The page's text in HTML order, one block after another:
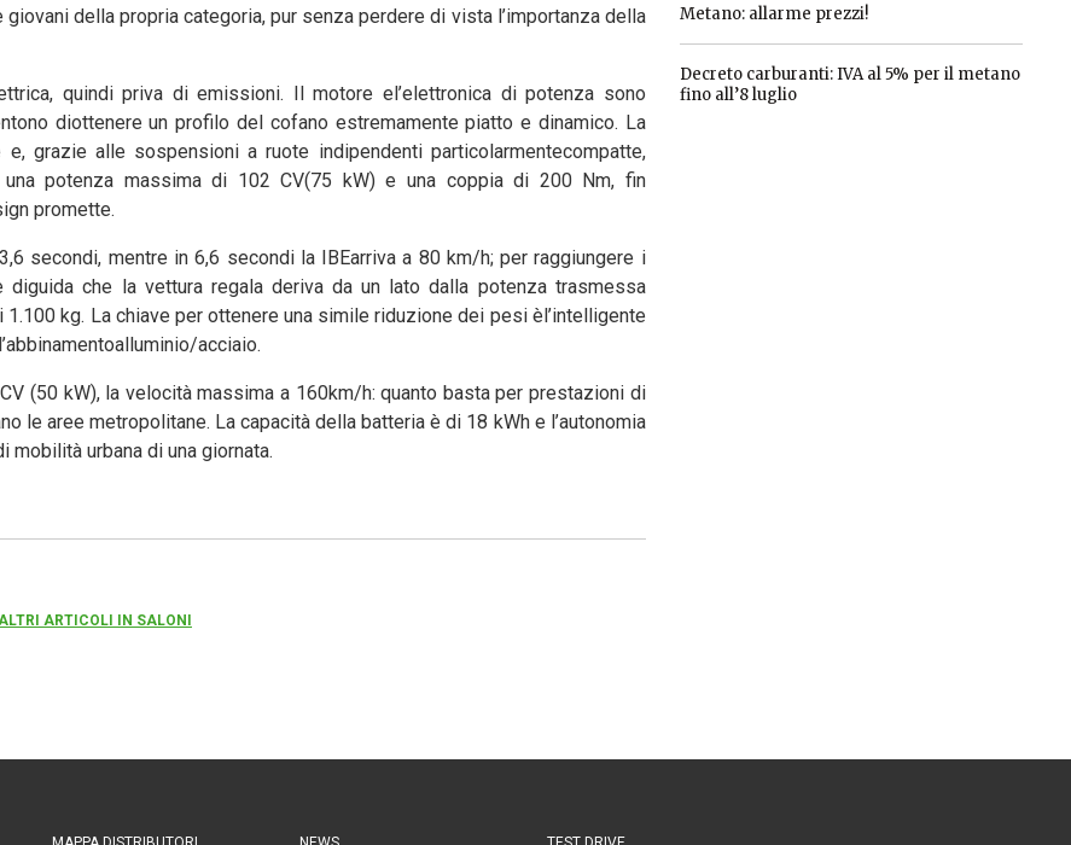
della propria categoria, pur senza perdere di vista l’importanza della
quindi priva di emissioni. Il motore el’elettronica di potenza sono
diottenere un profilo del cofano estremamente piatto e dinamico. La
grazie alle sospensioni a ruote indipendenti particolarmentecompatte,
potenza massima di 102 CV(75 kW) e una coppia di 200 Nm, fin
promette.
secondi, mentre in 6,6 secondi la IBEarriva a 80 km/h; per raggiungere i
che la vettura regala deriva da un lato dalla potenza trasmessa
kg. La chiave per ottenere una simile riduzione dei pesi èl’intelligente
acciaio.
(50 kW), la velocità massima a 160km/h: quanto basta per prestazioni di
le aree metropolitane. La capacità della batteria è di 18 kWh e l’autonomia
urbana di una giornata.
ARTICOLI IN SALONI
Metano: allarme prezzi!
Decreto carburanti: IVA al 5% per il metano
fino all’8 luglio